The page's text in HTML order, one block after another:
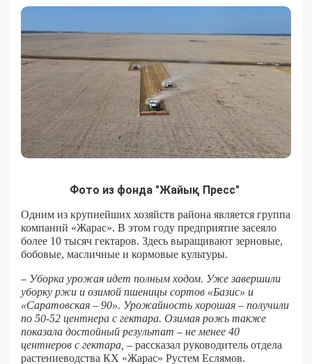
Фото из фонда "Жайық Пресс"
Одним из крупнейших хозяйств района является группа
компаний «Жарас». В этом году предприятие засеяло
более 10 тысяч гектаров. Здесь выращивают зерновые,
бобовые, масличные и кормовые культуры.
– Уборка урожая идет полным ходом. Уже завершили
уборку ржи и озимой пшеницы сортов «Базис» и
«Саратовская – 90». Урожайность хорошая – получили
по 50-52 центнера с гектара. Озимая рожь также
показала достойный результат – не менее 40
центнеров с гектара, – рассказал руководитель отдела
растениеводства КХ «Жарас» Рустем Еслямов.